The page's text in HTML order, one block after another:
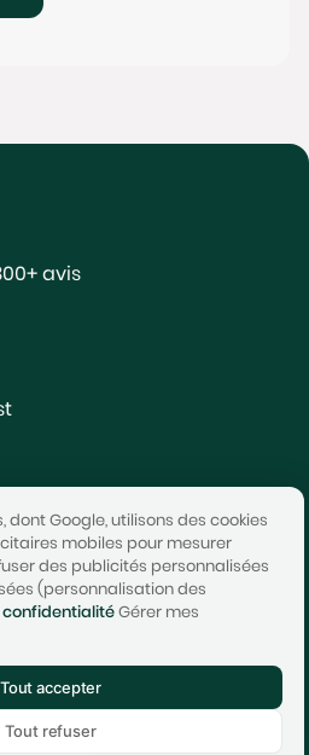
avis
& Website powered byAvest
dont Google, utilisons des cookies
mobiles pour mesurer
des publicités personnalisées
(personnalisation des
confidentialitéGérer mes
Tout accepter
Tout refuser